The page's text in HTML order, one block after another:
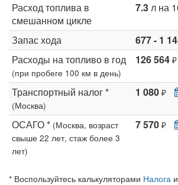
Расход топлива в
смешанном цикле
7.3л на
Запас хода 677 - 1
Расходы на топливо в год
(при пробеге 100 км в день)
126 564 ₽
Транспортный налог *
(Москва)
1 080 ₽
ОСАГО * (Москва, возраст
свыше 22 лет, стаж более 3
лет)
7 570 ₽
* Воспользуйтесь калькуляторами Налога и